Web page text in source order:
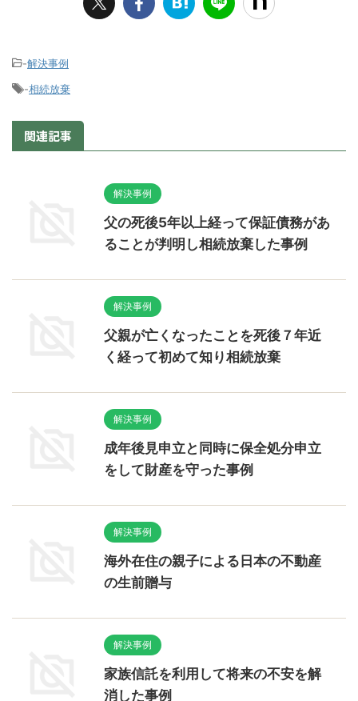
-解決事例
-相続放棄
関連記事
解決事例
父の死後5年以上経って保証債務があ
ることが判明し相続放棄した事例
解決事例
父親が亡くなったことを死後７年近
く経って初めて知り相続放棄
解決事例
成年後見申立と同時に保全処分申立
をして財産を守った事例
解決事例
海外在住の親子による日本の不動産
の生前贈与
解決事例
家族信託を利用して将来の不安を解
消した事例